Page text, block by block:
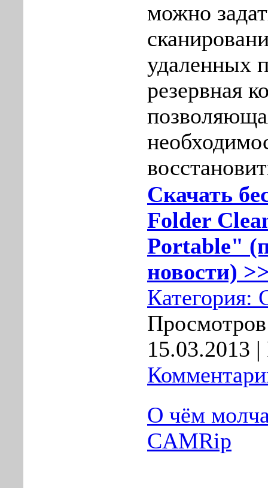
можно
удаленных
резервная
Скачать
Folder
Portable"
новости)
Категория:
15.03.2013 |
О чём
CAMRip